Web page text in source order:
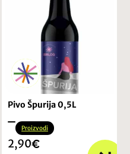
Pivo Špurija 0,5L
Proizvodi
2,90